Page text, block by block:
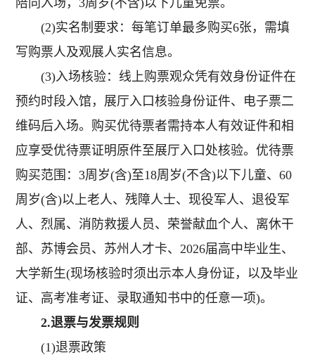
(2)实名制要求：每笔订单最多购买6张，需填
写购票人及观展人实名信息。
(3)入场核验：线上购票观众凭有效身份证件在
预约时段入馆，展厅入口核验身份证件、电子票二
维码后入场。购买优待票者需持本人有效证件和相
应享受优待票证明原件至展厅入口处核验。优待票
购买范围：3周岁(含)至18周岁(不含)以下儿童、60
周岁(含)以上老人、残障人士、现役军人、退役军
人、烈属、消防救援人员、荣誉献血个人、离休干
部、苏博会员、苏州人才卡、2026届高中毕业生、
大学新生(现场核验时须出示本人身份证，以及毕业
证、高考准考证、录取通知书中的任意一项)。
2.退票与发票规则
(1)退票政策